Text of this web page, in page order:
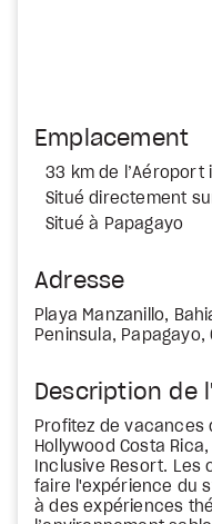
Emplacement
33 km de l’Aéroport
Situé directement
Situé à Papagayo
Adresse
Playa Manzanillo,
Peninsula, Papagayo,
Description de
Profitez de vacances
Hollywood Costa
Inclusive Resort.
faire l'expérience du
à des expériences